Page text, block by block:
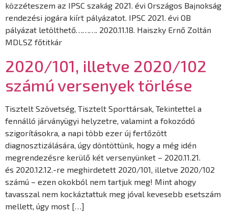
közzéteszem az IPSC szakág 2021. évi Országos Bajnokság
rendezési jogára kiírt pályázatot. IPSC 2021. évi OB
pályázat letölthető………. 2020.11.18. Haiszky Ernő Zoltán
MDLSZ főtitkár
2020/101, illetve 2020/102
számú versenyek törlése
Tisztelt Szövetség, Tisztelt Sporttársak, Tekintettel a
fennálló járványügyi helyzetre, valamint a fokozódó
szigorításokra, a napi több ezer új fertőzött
diagnosztizálására, úgy döntöttünk, hogy a még idén
megrendezésre kerülő két versenyünket – 2020.11.21.
és 2020.12.12.-re meghirdetett 2020/101, illetve 2020/102
számú – ezen okokból nem tartjuk meg! Mint ahogy
tavasszal nem kockáztattuk meg jóval kevesebb esetszám
mellett, úgy most […]